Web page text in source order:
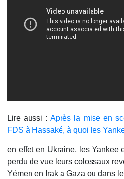
Lire aussi : Après la mise en
FDS à Hassaké, à quoi les
en effet en Ukraine, les Yankee
perdu de vue leurs colossaux
Yémen en Irak à Gaza ou dans